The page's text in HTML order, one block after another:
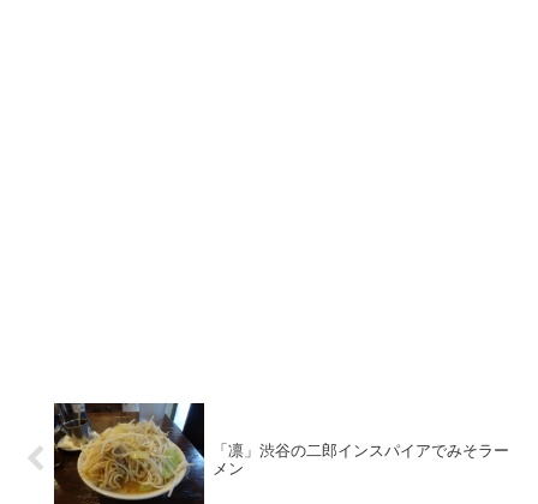
「凛」渋谷の二郎インスパイアでみそラー
メン